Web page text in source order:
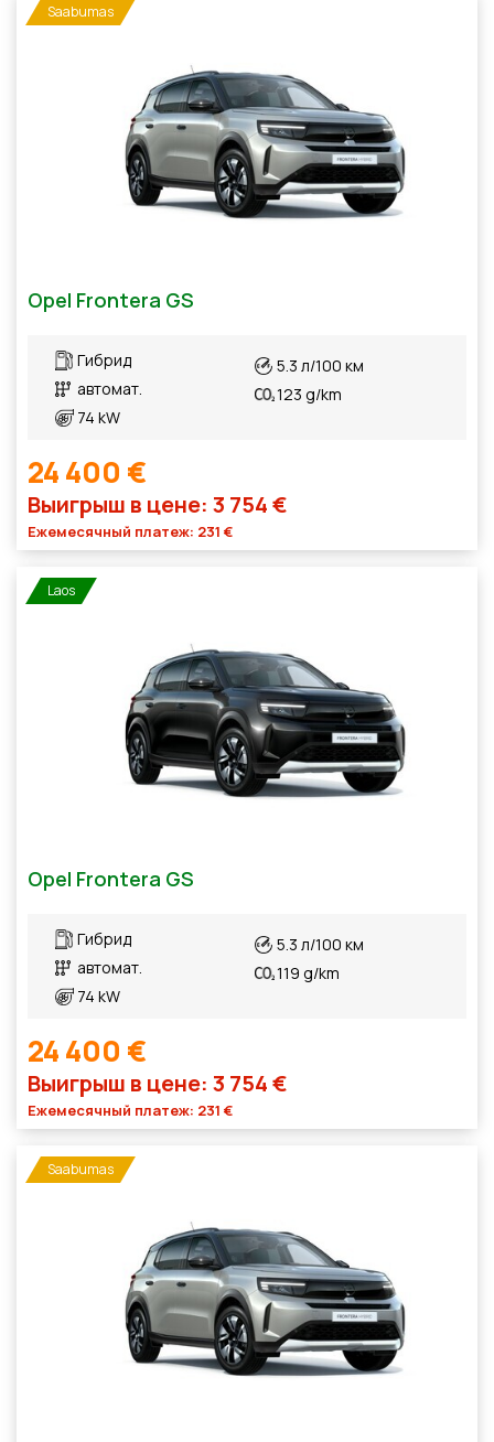
Saabumas
Opel Frontera GS
Гибрид
автомат.
74 kW
5.3 л/100 км
123 g/km
24 400 €
Выигрыш в цене: 3 754 €
Ежемесячный платеж: 231 €
Laos
Opel Frontera GS
Гибрид
автомат.
74 kW
5.3 л/100 км
119 g/km
24 400 €
Выигрыш в цене: 3 754 €
Ежемесячный платеж: 231 €
Saabumas